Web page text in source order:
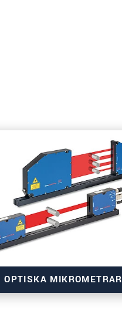
OPTISKA MIKROMETRAR